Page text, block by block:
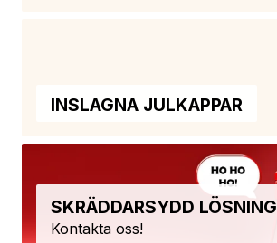
INSLAGNA JULKAPPAR
SKRÄDDARSYDD LÖSNING
Kontakta oss!